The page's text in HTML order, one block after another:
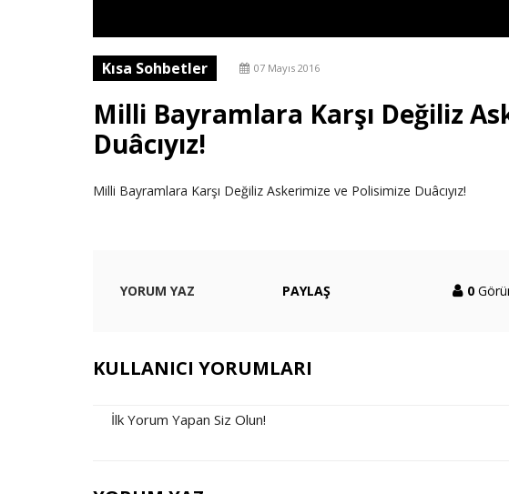
Kısa Sohbetler 07 Mayıs 2016
Milli Bayramlara Karşı Değiliz
Duâcıyız!
Milli Bayramlara Karşı Değiliz Askerimize ve Polisimize Duâcıyız!
YORUM YAZ PAYLAŞ 0
KULLANICI YORUMLARI
İlk Yorum Yapan Siz Olun!